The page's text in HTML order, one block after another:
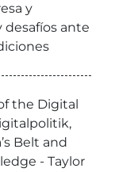
y
desafíos ante
the Digital
Belt and
- Taylor